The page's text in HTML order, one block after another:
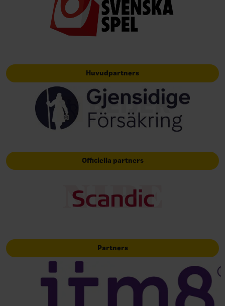
Huvudpartners
Officiella partners
Partners